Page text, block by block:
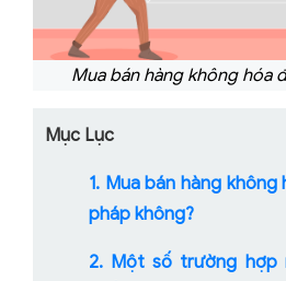
Mua bán hàng không hóa
Mục Lục
1. Mua bán hàng
pháp không?
2. Một số trường hợp